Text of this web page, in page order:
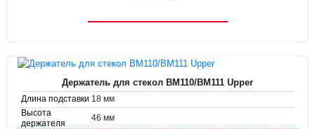
Держатель для стекол BM110/BM111 Upper
Длина подставки 18 мм
Высота
держателя
46 мм